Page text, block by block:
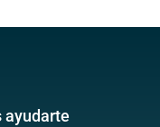
ayudarte